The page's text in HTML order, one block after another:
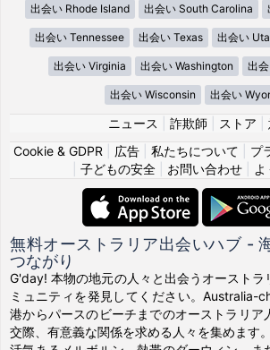
出会い Rhode Island 出会い South Carolina
出会い Tennessee 出会い Texas 出会い
出会い Virginia 出会い Washington 出
出会い Wisconsin 出会い
ニュース 詐欺師 ストア
Cookie & GDPR
広告 私たちについて プ
子どもの安全| お問い合わせ|
無料オーストラリア出会いハブ -
つながり
G'day! 本物の地元の人々と出会うオーストラ
ミュニティを発見してください。Australia-
港からパースのビーチまでのオーストラリア
交際、有意義な関係を求める人々を集めます。